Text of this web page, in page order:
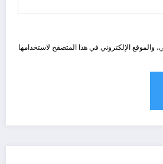
والموقع الإلكتروني في هذا المتصفح لاستخدامها